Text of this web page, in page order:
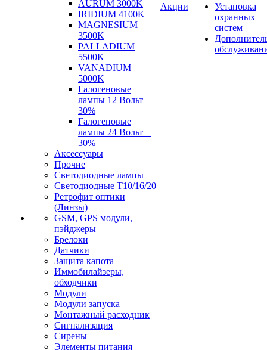
AURUM 3000K
IRIDIUM 4100K
MAGNESIUM
3500K
PALLADIUM
5500K
VANADIUM
5000K
Галогеновые
лампы 12 Вольт +
30%
Галогеновые
лампы 24 Вольт +
30%
Аксессуары
Прочие
Светодиодные лампы
Светодиодные Т10/16/20
Ретрофит оптики
(Линзы)
GSM, GPS модули,
пэйджеры
Брелоки
Датчики
Защита капота
Иммобилайзеры,
обходчики
Модули
Модули запуска
Монтажный расходник
Сигнализация
Сирены
Элементы питания
Акции
Установка
охранных
систем